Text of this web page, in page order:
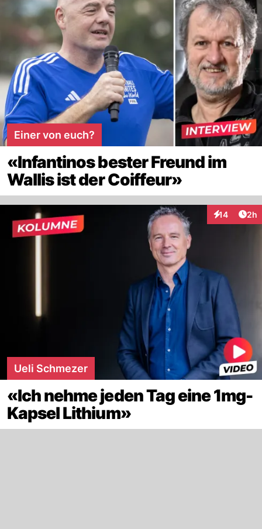
Einer von euch?
«Infantinos bester Freund im
Wallis ist der Coiffeur»
14
Interaktionen
2h
Ueli Schmezer
«Ich nehme jeden Tag eine 1mg-
Kapsel Lithium»